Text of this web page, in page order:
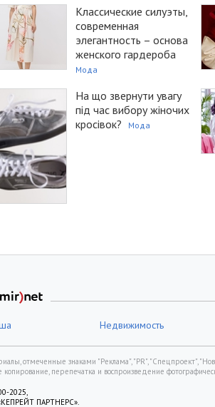
Классические силуэты,
современная
элегантность – основа
женского гардероба
Мода
На що звернути увагу
під час вибору жіночих
кросівок?
Мода
Недвижимость
отмеченные знаками "Реклама", "PR", "Спецпроект",
копирование, перепечатка и воспроизведение
2025,
ПАРТНЕРС».